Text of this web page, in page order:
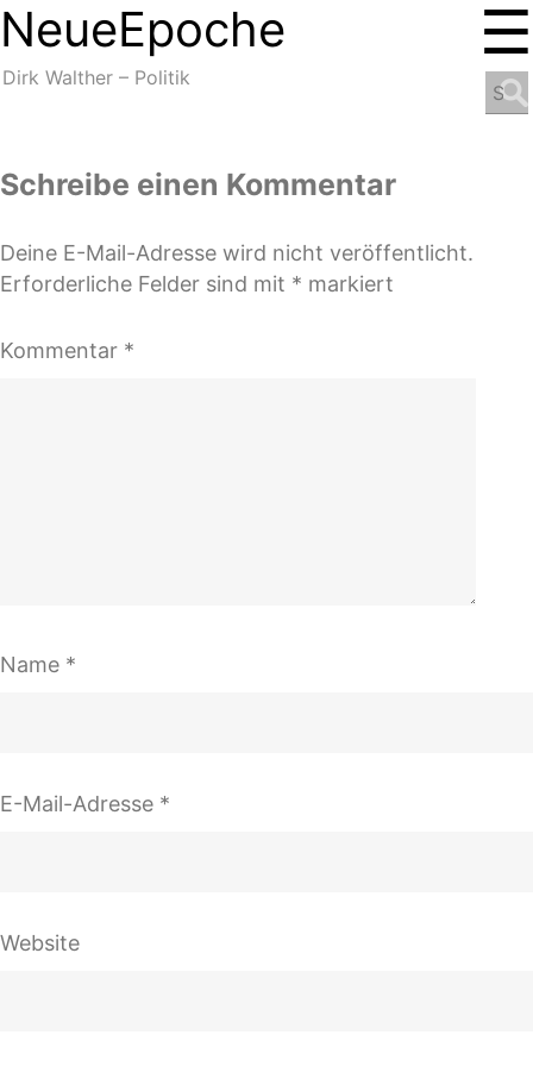
NeueEpoche
NeueEpoche
Dirk Walther – Politik
☰
Schreibe einen Kommentar
Deine E-Mail-Adresse wird nicht veröffentlicht.
Erforderliche Felder sind mit * markiert
Kommentar *
Name *
E-Mail-Adresse *
Website